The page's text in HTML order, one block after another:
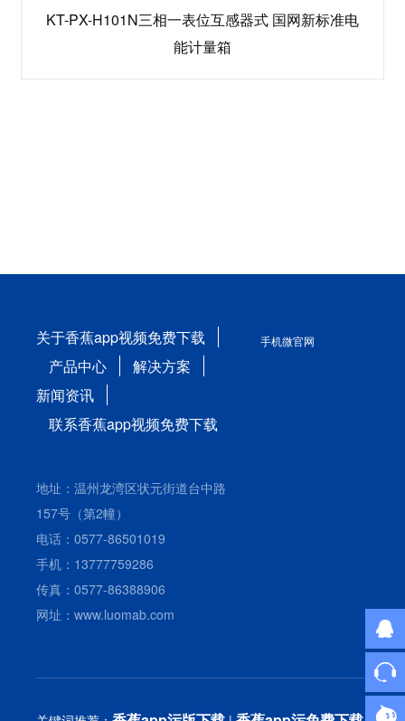
KT-PX-H101N三相一表位互感器式 国网新标准电
能计量箱
关于香蕉app视频免费下载
产品中心
解决方案
新闻资讯
联系香蕉app视频免费下载
地址：温州龙湾区状元街道台中路
157号（第2幢）
电话：0577-86501019
手机：13777759286
传真：0577-86388906
网址：www.luomab.com
手机微官网